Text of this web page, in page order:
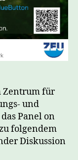
Zentrum für
und
Panel on
folgendem
Diskussion